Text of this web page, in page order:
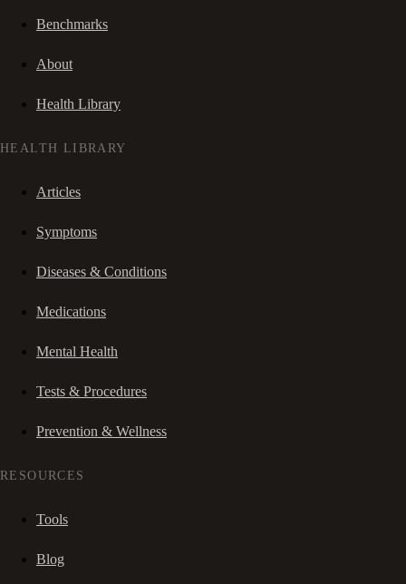
Benchmarks
About
Health Library
HEALTH LIBRARY
Articles
Symptoms
Diseases & Conditions
Medications
Mental Health
Tests & Procedures
Prevention & Wellness
RESOURCES
Tools
Blog